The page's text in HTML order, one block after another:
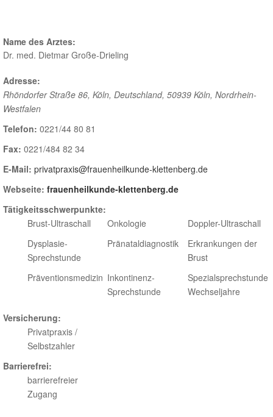
Name des Arztes:
Dr. med. Dietmar Große-Drieling
Adresse:
Rhöndorfer Straße 86, Köln, Deutschland, 50939 Köln, Nordrhein-
Westfalen
Telefon: 0221/44 80 81
Fax: 0221/484 82 34
E-Mail: privatpraxis@frauenheilkunde-klettenberg.de
Webseite: frauenheilkunde-klettenberg.de
Tätigkeitsschwerpunkte:
Brust-Ultraschall
Onkologie
Doppler-Ultraschall
Dysplasie-
Sprechstunde
Pränataldiagnostik
Erkrankungen der
Brust
Präventionsmedizin Inkontinenz-
Sprechstunde
Spezialsprechstunde
Wechseljahre
Versicherung:
Privatpraxis /
Selbstzahler
Barrierefrei:
barrierefreier
Zugang